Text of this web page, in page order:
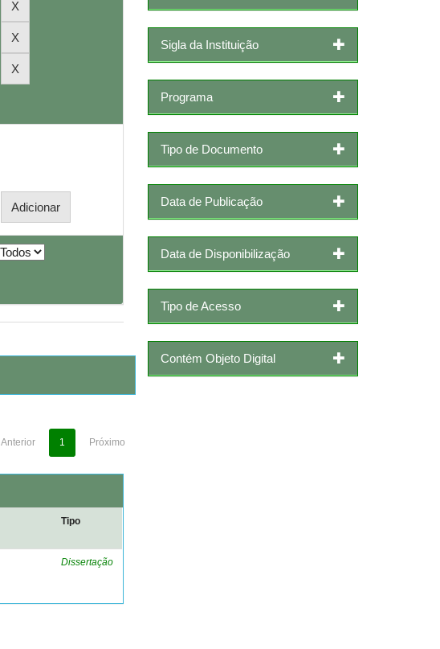
Anterior 1 Próximo
Tipo
Dissertação
Sigla da Instituição
Programa
Tipo de Documento
Data de Publicação
Data de Disponibilização
Tipo de Acesso
Contém Objeto Digital